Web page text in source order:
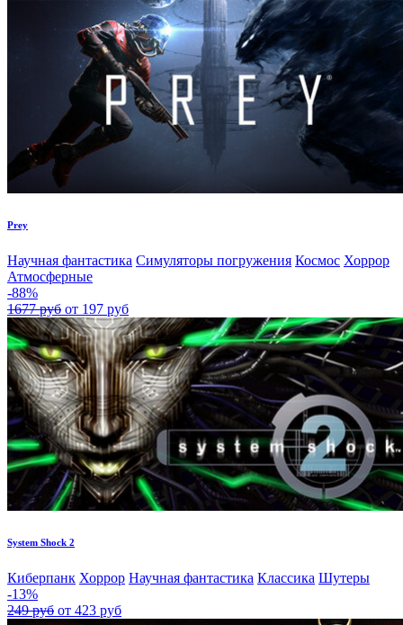
Prey
Научная фантастика Симуляторы погружения Космос Хоррор
Атмосферные
-88%
1677 руб от 197 руб
System Shock 2
Киберпанк Хоррор Научная фантастика Классика Шутеры
-13%
249 руб от 423 руб